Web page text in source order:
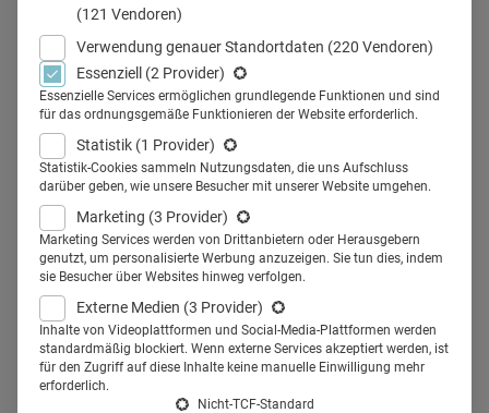
Fusion, Umzug,
Neustrukturierung. Dentsply
Sirona Deutschland geht die
Veränderungen aktiv an und
ergreift bunt gemischte
Teambuildingmaßnahmen für
seine Mitarbeiter aus fast 40
Nationen.
(121 Vendoren)
Verwendung genauer Standortdaten (220 Vendoren)
Essenziell
(2 Provider)
Essenzielle Services ermöglichen grundlegende Funktionen und sind
für das ordnungsgemäße Funktionieren der Website erforderlich.
Statistik (1 Provider)
Statistik-Cookies sammeln Nutzungsdaten, die uns Aufschluss
darüber geben, wie unsere Besucher mit unserer Website umgehen.
Marketing (3 Provider)
Marketing Services werden von Drittanbietern oder Herausgebern
genutzt, um personalisierte Werbung anzuzeigen. Sie tun dies, indem
sie Besucher über Websites hinweg verfolgen.
Externe Medien (3 Provider)
Inhalte von Videoplattformen und Social-Media-Plattformen werden
standardmäßig blockiert. Wenn externe Services akzeptiert werden, ist
für den Zugriff auf diese Inhalte keine manuelle Einwilligung mehr
erforderlich.
Nicht-TCF-Standard